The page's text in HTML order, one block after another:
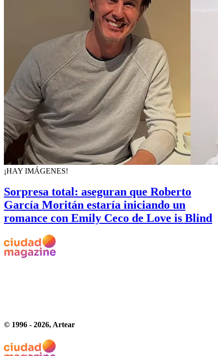
¡HAY IMÁGENES!
Sorpresa total: aseguran que Roberto
García Moritán estaría iniciando un
romance con Emily Ceco de Love is Blind
© 1996 - 2026, Artear